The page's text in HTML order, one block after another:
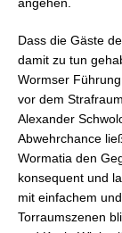
angehen.
Dass die Gäste
damit zu tun
Wormser
vor dem
Alexander
Abwehrchance
Wormatia den
konsequent und
mit einfachem
Torraumszenen